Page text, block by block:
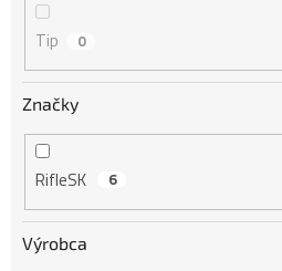
Tip 0
Značky
RifleSK 6
Výrobca